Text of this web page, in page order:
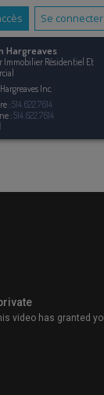
Se connecter
Hargreaves
Immobilier Résidentiel Et
Inc.
:514.622.7614
:514.622.7614